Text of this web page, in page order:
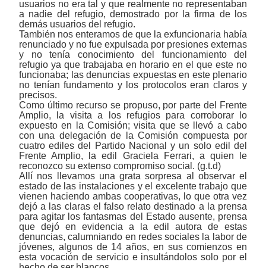
usuarios no era tal y que realmente no representaban
a nadie del refugio, demostrado por la firma de los
demás usuarios del refugio.
También nos enteramos de que la exfuncionaria había
renunciado y no fue expulsada por presiones externas
y no tenía conocimiento del funcionamiento del
refugio ya que trabajaba en horario en el que este no
funcionaba; las denuncias expuestas en este plenario
no tenían fundamento y los protocolos eran claros y
precisos.
Como último recurso se propuso, por parte del Frente
Amplio, la visita a los refugios para corroborar lo
expuesto en la Comisión; visita que se llevó a cabo
con una delegación de la Comisión compuesta por
cuatro ediles del Partido Nacional y un solo edil del
Frente Amplio, la edil Graciela Ferrari, a quien le
reconozco su extenso compromiso social. (g.t.d)
Allí nos llevamos una grata sorpresa al observar el
estado de las instalaciones y el excelente trabajo que
vienen haciendo ambas cooperativas, lo que otra vez
dejó a las claras el falso relato destinado a la prensa
para agitar losfantasmas del Estado ausente, prensa
que dejó en evidencia a la edil autora de estas
denuncias, calumniando en redes sociales la labor de
jóvenes, algunos de 14 años, en sus comienzos en
esta vocación de servicio e insultándolos solo por el